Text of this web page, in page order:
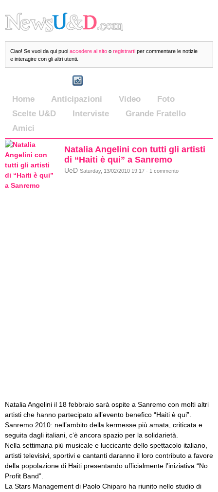
Ciao! Se vuoi da qui puoi accedere al sito o registrarti per commentare le notizie
e interagire con gli altri utenti.
Home Anticipazioni Video
Foto
Scelte U&D
Interviste
Grande Fratello
Amici
Natalia Angelini con tutti gli artisti
di “Haiti è qui” a Sanremo
UeD Saturday, 13/02/2010 19:17 - 1 commento
Natalia Angelini il 18 febbraio sarà ospite a Sanremo con molti altri
artisti che hanno partecipato all’evento benefico “Haiti è qui”.
Sanremo 2010: nell’ambito della kermesse più amata, criticata e
seguita dagli italiani, c’è ancora spazio per la solidarietà.
Nella settimana più musicale e luccicante dello spettacolo italiano,
artisti televisivi, sportivi e cantanti daranno il loro contributo a favore
della popolazione di Haiti presentando ufficialmente l’iniziativa “No
Profit Band”.
La Stars Management di Paolo Chiparo ha riunito nello studio di